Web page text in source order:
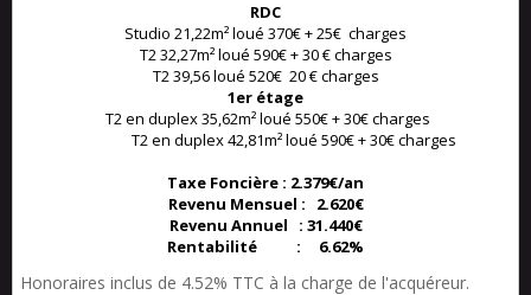
RDC
Studio 21,22m² loué 370€ + 25€ charges
T2 32,27m² loué 590€ + 30 € charges
T2 39,56 loué 520€ 20 € charges
1er étage
T2 en duplex 35,62m² loué 550€ + 30€ charges
T2 en duplex 42,81m² loué 590€ + 30€ charges
Taxe Foncière : 2.379€/an
Revenu Mensuel : 2.620€
Revenu Annuel : 31.440€
Rentabilité : 6.62%
Honoraires inclus de 4.52% TTC à la charge de l'acquéreur.